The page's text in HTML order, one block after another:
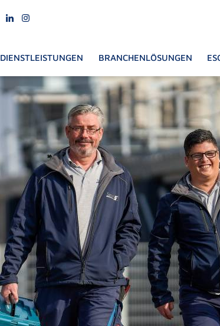
DIENSTLEISTUNGEN BRANCHENLÖSUNGEN